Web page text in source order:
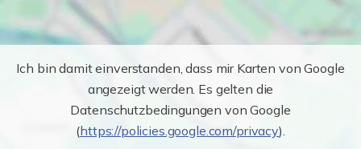
Ich bin damit einverstanden, dass mir Karten von Google
angezeigt werden. Es gelten die
Datenschutzbedingungen von Google
(https://policies.google.com/privacy).